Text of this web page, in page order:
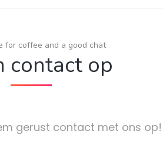
for coffee and a good chat
contact op
gerust contact met ons op!